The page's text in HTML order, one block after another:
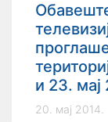
и 23. мај
20. мај 2014.